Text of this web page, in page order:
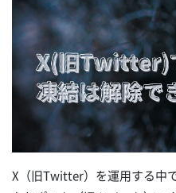
X（旧Twitter）を運用する中